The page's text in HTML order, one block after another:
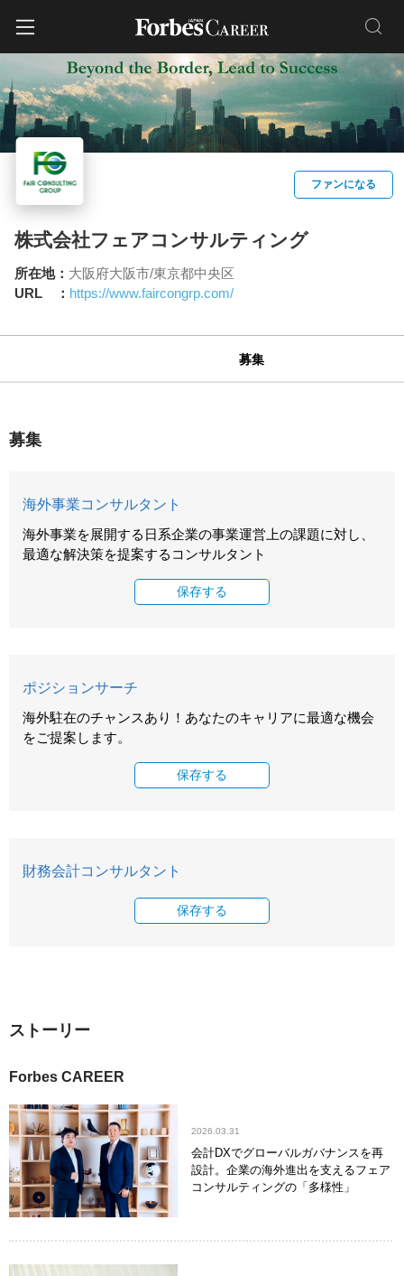
株式会社フェアコンサルティング
所在地： 大阪府大阪市/東京都中央区
URL ： https://www.faircongrp.com/
ファンになる
募集
募集
海外事業コンサルタント
海外事業を展開する日系企業の事業運営上の課題に対し、
最適な解決策を提案するコンサルタント
保存する
ポジションサーチ
海外駐在のチャンスあり！あなたのキャリアに最適な機会
をご提案します。
保存する
財務会計コンサルタント
保存する
ストーリー
Forbes CAREER
2026.03.31
会計DXでグローバルガバナンスを再
設計。企業の海外進出を支えるフェア
コンサルティングの「多様性」